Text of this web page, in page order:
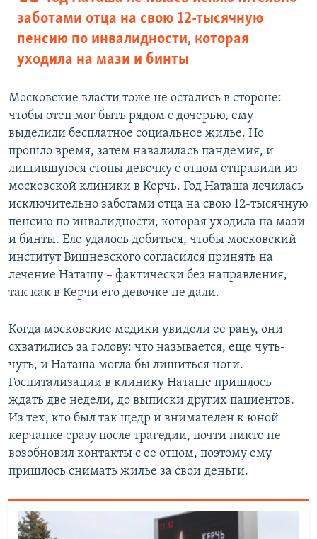
заботами отца на свою 12-тысячную
пенсию по инвалидности, которая
уходила на мази и бинты
Московские власти тоже не остались в стороне:
чтобы отец мог быть рядом с дочерью, ему
выделили бесплатное социальное жилье. Но
прошло время, затем навалилась пандемия, и
лишившуюся стопы девочку с отцом отправили из
московской клиники в Керчь. Год Наташа лечилась
исключительно заботами отца на свою 12-тысячную
пенсию по инвалидности, которая уходила на мази
и бинты. Еле удалось добиться, чтобы московский
институт Вишневского согласился принять на
лечение Наташу – фактически без направления,
так как в Керчи его девочке не дали.
Когда московские медики увидели ее рану, они
схватились за голову: что называется, еще чуть-
чуть, и Наташа могла бы лишиться ноги.
Госпитализации в клинику Наташе пришлось
ждать две недели, до выписки других пациентов.
Из тех, кто был так щедр и внимателен к юной
керчанке сразу после трагедии, почти никто не
возобновил контакты с ее отцом, поэтому ему
пришлось снимать жилье за свои деньги.